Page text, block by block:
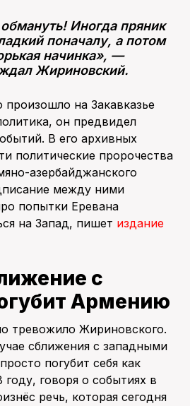
Иногда пряник
поначалу, а потом
начинка», —
Жириновский.
произошло на Закавказье
он предвидел
В его архивных
политические пророчества
азербайджанского
между ними
попытки Еревана
на Запад, пишет издание
с
Армению
тревожило Жириновского.
сближения с западными
погубит себя как
году, говоря о событиях в
речь, которая сегодня